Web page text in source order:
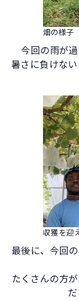
畑の様子
今回の雨が
暑さに負けな
収獲を迎
最後に、今回
たくさんの方